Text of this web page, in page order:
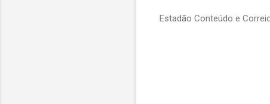
Estadão Conteúdo e